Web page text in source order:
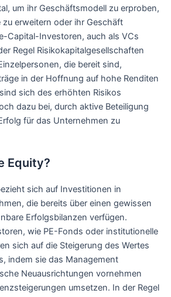
um ihr Geschäftsmodell zu erproben,
erweitern oder ihr Geschäft
Capital-Investoren, auch als VCs
Regel Risikokapitalgesellschaften
die bereit sind,
in der Hoffnung auf hohe Renditen
sich des erhöhten Risikos
dazu bei, durch aktive Beteiligung
für das Unternehmen zu
Equity?
sich auf Investitionen in
die bereits über einen gewissen
Erfolgsbilanzen verfügen.
wie PE-Fonds oder institutionelle
sich auf die Steigerung des Wertes
indem sie das Management
Neuausrichtungen vornehmen
umsetzen. In der Regel